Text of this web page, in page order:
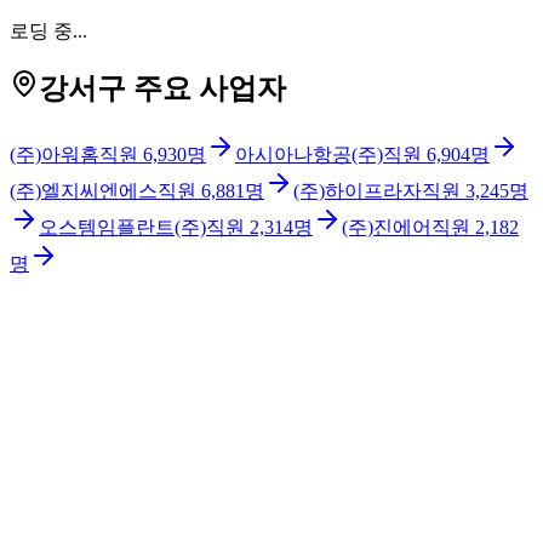
로딩 중...
강서구 주요 사업자
(주)아워홈직원 6,930명 아시아나항공(주)직원 6,904명
(주)엘지씨엔에스직원 6,881 명 (주)하이프라자직원 3,245명
오스템임플란트(주)직원 2,314명 (주)진에어 직원 2,182
명